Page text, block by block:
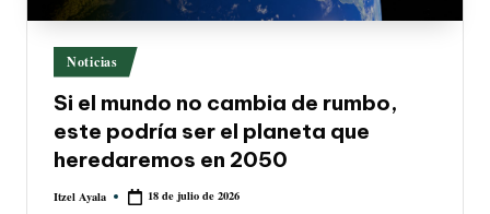
Publicado
en
Noticias
Si el mundo no cambia de rumbo,
este podría ser el planeta que
heredaremos en 2050
Publicado
Itzel Ayala 18 de julio de 2026